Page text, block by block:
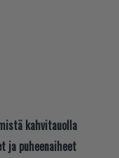
kahvitauolla
ja puheenaiheet